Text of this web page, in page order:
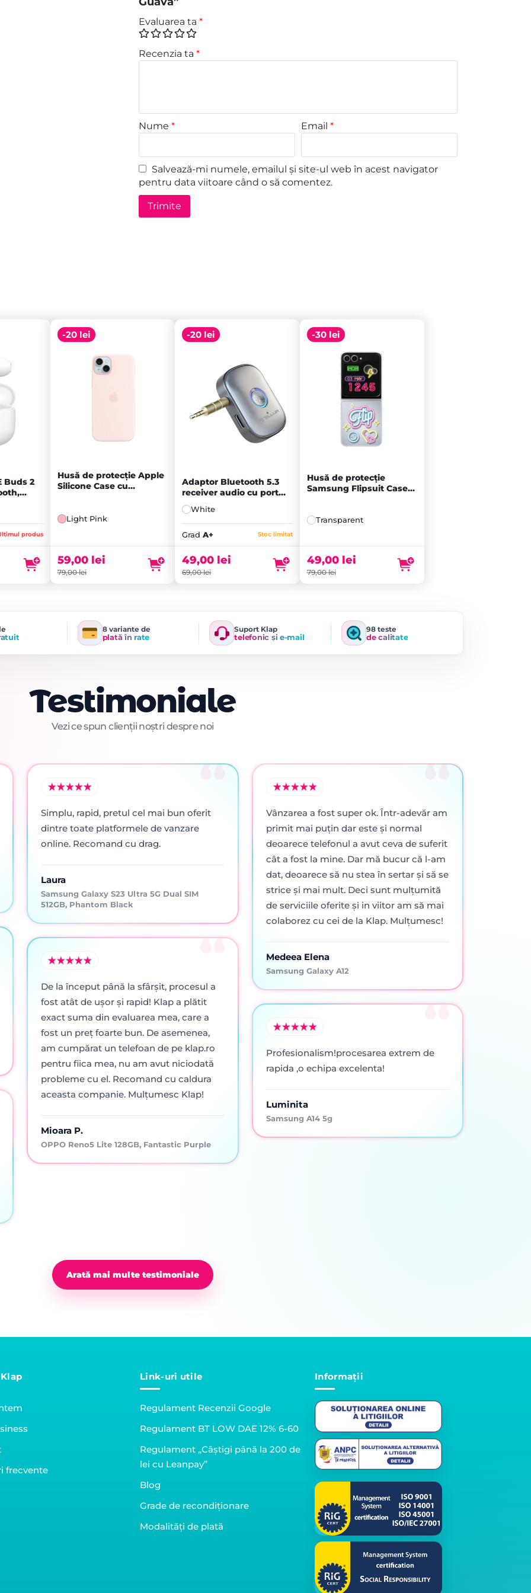
Evaluarea ta *
Recenzia ta *
Nume * Email*
Salvează-mi numele, emailul și site-ul web în acest navigator
pentru data viitoare când o să comentez.
Buds 2
produs
-20 lei
Husă de protecție Apple
Silicone Case cu
Light Pink
79,00lei
59,00 lei
-20 lei
Adaptor Bluetooth 5.3
receiver audio cu port
AUX 3.5mm
White
Grad A+ Stoc limitat
69,00lei
49,00 lei
-30 lei
Husă de protecție
Samsung Flipsuit Case
Transparent
79,00lei
49,00 lei
8 variante de
plată în rate
Suport Klap
telefonic și e-mail
98 teste
de calitate
Testimoniale
Vezi ce spun clienții noștri despre noi
Simplu, rapid, pretul cel mai bun oferit
dintre toate platformele de vanzare
online. Recomand cu drag.
Laura
Samsung Galaxy S23 Ultra 5G Dual SIM
512GB, Phantom Black
De la început până la sfârșit, procesul a
fost atât de ușor și rapid! Klap a plătit
exact suma din evaluarea mea, care a
fost un preț foarte bun. De asemenea,
am cumpărat un telefoan de pe klap.ro
pentru fiica mea, nu am avut niciodată
probleme cu el. Recomand cu caldura
aceasta companie. Mulțumesc Klap!
Mioara P.
OPPO Reno5 Lite 128GB, Fantastic Purple
Vânzarea a fost super ok. Într-adevăr am
primit mai puţin dar este şi normal
deoarece telefonul a avut ceva de suferit
cât a fost la mine. Dar mă bucur că l-am
dat, deoarece să nu stea în sertar şi să se
strice şi mai mult. Deci sunt mulţumită
de serviciile oferite şi in viitor am să mai
colaborez cu cei de la Klap. Mulţumesc!
Medeea Elena
Samsung Galaxy A12
Profesionalism!procesarea extrem de
rapida ,o echipa excelenta!
Luminita
Samsung A14 5g
Arată mai multe testimoniale
frecvente
Link-uri utile
Regulament Recenzii Google
Regulament BT LOW DAE 12% 6-60
Regulament „Câștigi până la 200 de
lei cu Leanpay”
Blog
Grade de recondiționare
Modalități de plată
Informații